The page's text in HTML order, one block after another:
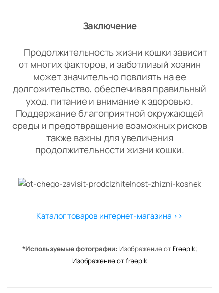
Заключение
Продолжительность жизни кошки зависит
от многих факторов, и заботливый хозяин
может значительно повлиять на ее
долгожительство, обеспечивая правильный
уход, питание и внимание к здоровью.
Поддержание благоприятной окружающей
среды и предотвращение возможных рисков
также важны для увеличения
продолжительности жизни кошки.
Каталог товаров интернет-магазина >>
*Используемые фотографии: Изображение от Freepik;
Изображение от freepik